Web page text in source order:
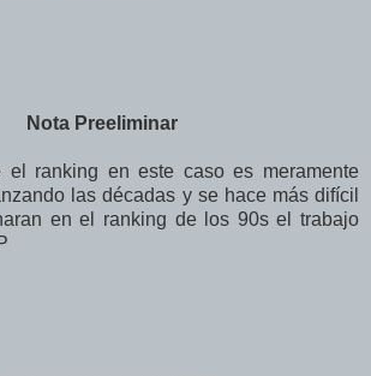
Nota Preeliminar
el ranking en este caso es meramente
las décadas y se hace más difícil
en el ranking de los 90s el trabajo